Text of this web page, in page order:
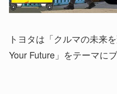
トヨタは「クルマの未来
Your Future」をテーマに